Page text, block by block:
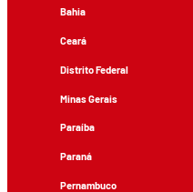
Bahia
Ceará
Distrito Federal
Minas Gerais
Paraíba
Paraná
Pernambuco